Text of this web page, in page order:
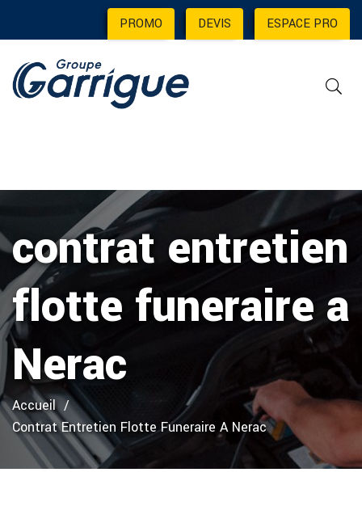
PROMO | DEVIS | ESPACE PRO
contrat entretien
flotte funeraire a
Nerac
Accueil
Contrat Entretien Flotte Funeraire A Nerac